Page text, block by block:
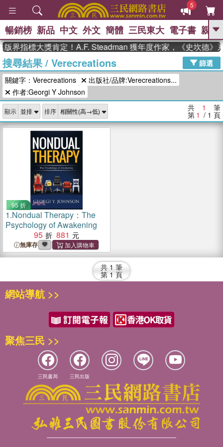
5
GO
熱搜： 高希均教授回憶錄
、 The Odyssey 、 父親節 、 花開錦
繡 、 暑期推薦 、 方念華
、 偉大的迷走神經 、 如果歷史是一
群喵
暢銷榜 新品 中文 外文 簡體 三民東大 電子書 親子
界指標大獎肯定！A.F. Steadman 獲年度作家，《史坎德》
搜尋結果/ Verecreations
篩選
關鍵字：Verecreations
出版社/品牌:Verecreations...
作者:Georgi Y Johnson
顯示 排序 共 1 筆
第 1 / 1 頁
95 折
1.Nondual Therapy：The
Psychology of Awakening
95
881
無庫存
共 1 筆
第 1 頁
網站導航 >>
聚焦三民 >>
三民書局 三民出版